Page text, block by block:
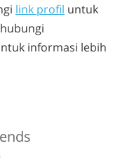
link profil untuk
informasi lebih